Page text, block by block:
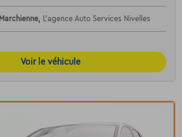
L'agence Auto Services Nivelles
Voir le véhicule